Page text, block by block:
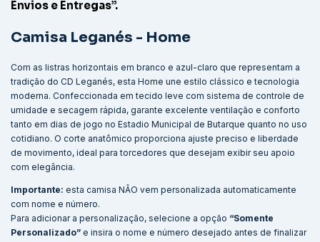
Envios e Entregas”.
Camisa Leganés - Home
Com as listras horizontais em branco e azul-claro que representam a
tradição do CD Leganés, esta Home une estilo clássico e tecnologia
moderna. Confeccionada em tecido leve com sistema de controle de
umidade e secagem rápida, garante excelente ventilação e conforto
tanto em dias de jogo no Estadio Municipal de Butarque quanto no uso
cotidiano. O corte anatômico proporciona ajuste preciso e liberdade
de movimento, ideal para torcedores que desejam exibir seu apoio
com elegância.
Importante: esta camisa NÃO vem personalizada automaticamente
com nome e número.
Para adicionar a personalização, selecione a opção “Somente
Personalizado” e insira o nome e número desejado antes de finalizar